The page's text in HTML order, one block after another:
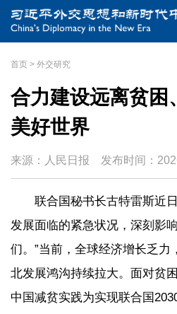
首页 > 外交研究
合力建设远离贫困
美好世界
来源：人民日报 发布时间：
联合国秘书长古特雷斯近
发展面临的紧急状况，深刻影
们。”当前，全球经济增长乏力
北发展鸿沟持续拉大。面对贫
中国减贫实践为实现联合国